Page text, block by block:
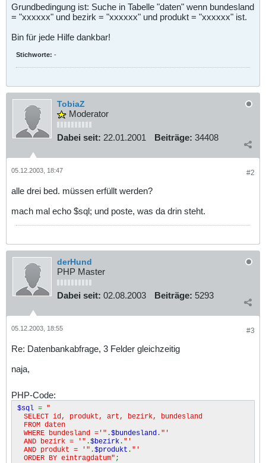
Grundbedingung ist: Suche in Tabelle "daten" wenn bundesland
= "xxxxxx" und bezirk = "xxxxxx" und produkt = "xxxxxx" ist.
Bin für jede Hilfe dankbar!
Stichworte: -
TobiaZ
Moderator
Dabei seit: 22.01.2001 Beiträge: 34408
#2
05.12.2003, 18:47
alle drei bed. müssen erfüllt werden?
mach mal echo $sql; und poste, was da drin steht.
derHund
PHP Master
Dabei seit: 02.08.2003 Beiträge: 5293
#3
05.12.2003, 18:55
Re: Datenbankabfrage, 3 Felder gleichzeitig
naja,
PHP-Code:
$sql = "
SELECT id, produkt, art, bezirk, bundesland
FROM daten
WHERE bundesland ='" .$bundesland . "'
AND bezirk = '" .$bezirk . "'
AND produkt = '" .$produkt . "'
ORDER BY eintragdatum" ;